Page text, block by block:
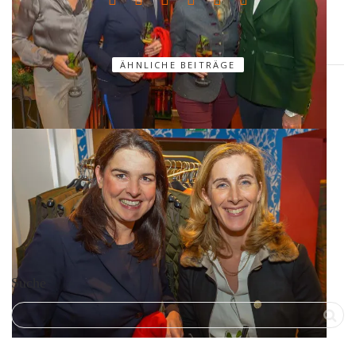
ÄHNLICHE BEITRÄGE
Suche